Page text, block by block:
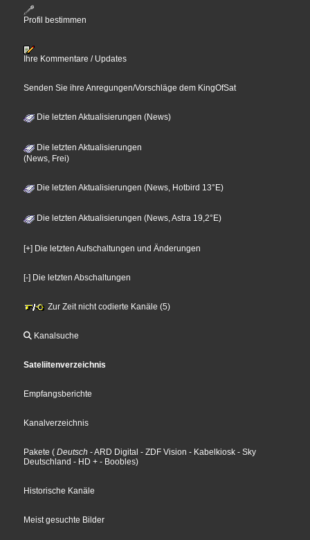
Profil bestimmen
Ihre Kommentare / Updates
Senden Sie ihre Anregungen/Vorschläge dem KingOfSat
Die letzten Aktualisierungen (News)
Die letzten Aktualisierungen
(News, Frei)
Die letzten Aktualisierungen (News, Hotbird 13°E)
Die letzten Aktualisierungen (News, Astra 19,2°E)
[+] Die letzten Aufschaltungen und Änderungen
[-] Die letzten Abschaltungen
Zur Zeit nicht codierte Kanäle (5)
Kanalsuche
Sateliitenverzeichnis
Empfangsberichte
Kanalverzeichnis
Pakete ( Deutsch - ARD Digital - ZDF Vision - Kabelkiosk - Sky
Deutschland - HD + - Boobles)
Historische Kanäle
Meist gesuchte Bilder